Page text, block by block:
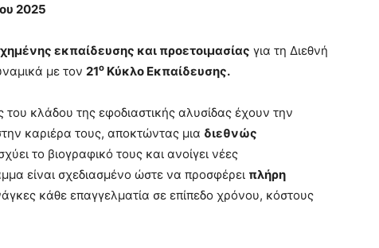
2025
εκπαίδευσης και προετοιμασίας για τη Διεθνή
με τον 21ο Κύκλο Εκπαίδευσης.
του κλάδου της εφοδιαστικής αλυσίδας έχουν την
καριέρα τους, αποκτώντας μια διεθνώς
το βιογραφικό τους και ανοίγει νέες
είναι σχεδιασμένο ώστε να προσφέρει πλήρη
κάθε επαγγελματία σε επίπεδο χρόνου, κόστους